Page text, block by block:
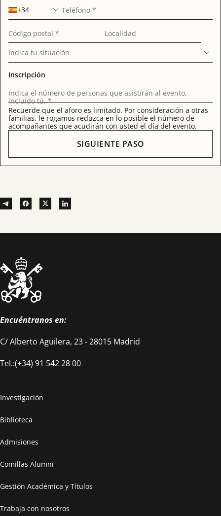
+34 Teléfono *
Código postal * Localidad
Indica tu situación
Inscripción
Indica el número de personas que asistirán al evento,
incluido tú. *
Recuerde que el aforo es limitado. Por consideración a otras
familias, le rogamos reduzca en lo posible el número de
acompañantes que acudirán con usted el día del evento.
SIGUIENTE PASO
Encuéntranos en:
C/ Alberto Aguilera, 23 - 28015 Madrid
Tel.:(+34) 91 542 28 00
Investigación
Biblioteca
Admisiones
Comillas Alumni
Gestión Académica y Títulos
Trabaja con nosotros